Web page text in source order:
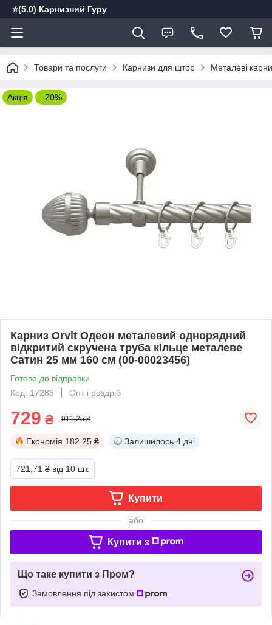
⭐️(5.0) Карнизний Гуру
Товари та послуги Карнизи для штор Металеві
Акція –20%
Карниз Orvit Одеон металевий однорядний
відкритий скручена труба кільце металеве
Сатин 25 мм 160 см (00-00023456)
Готово до відправки
Код: 17286
Опт і роздріб
729 ₴ 911,25 ₴
Економія 182.25 ₴ Залишилось 4 дні
721,71 ₴ від 10 шт.
Купити
або
Купити з
Що таке купити з Пром?
Замовлення під захистом